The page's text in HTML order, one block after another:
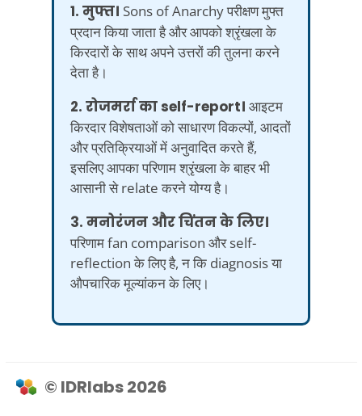
1. मुफ्त। Sons of Anarchy परीक्षण मुफ्त
प्रदान किया जाता है और आपको श्रृंखला के
किरदारों के साथ अपने उत्तरों की तुलना करने
देता है।
2. रोजमर्रा का self-report। आइटम
किरदार विशेषताओं को साधारण विकल्पों, आदतों
और प्रतिक्रियाओं में अनुवादित करते हैं,
इसलिए आपका परिणाम श्रृंखला के बाहर भी
आसानी से relate करने योग्य है।
3. मनोरंजन और चिंतन के लिए।
परिणाम fan comparison और self-
reflection के लिए है, न कि diagnosis या
औपचारिक मूल्यांकन के लिए।
© IDRlabs 2026